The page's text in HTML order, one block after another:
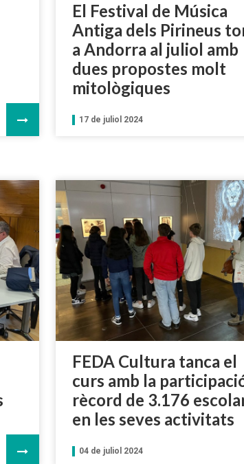
El Festival de Música
Antiga dels Pirineus
a Andorra al juliol amb
dues propostes molt
mitològiques
17 de juliol 2024
FEDA Cultura tanca el
curs amb la
rècord de 3.176
en les seves activitats
04 de juliol 2024